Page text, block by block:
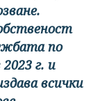
по
г. и
всички